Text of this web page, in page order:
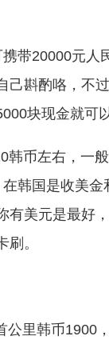
带20000元人
斟酌咯，不
块现金就可
韩币左右，一
韩国是收美
有美元是最好
。
公里韩币1900